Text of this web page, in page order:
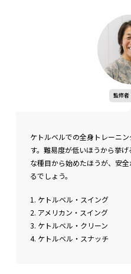
監修者
ケトルベルでの全身トレーニ
す。難易度が低いほうから挙
な種目から始めたほうが、安
るでしょう。
1. ケトルベル・スイング
2. アメリカン・スイング
3. ケトルベル・クリーン
4. ケトルベル・スナッチ